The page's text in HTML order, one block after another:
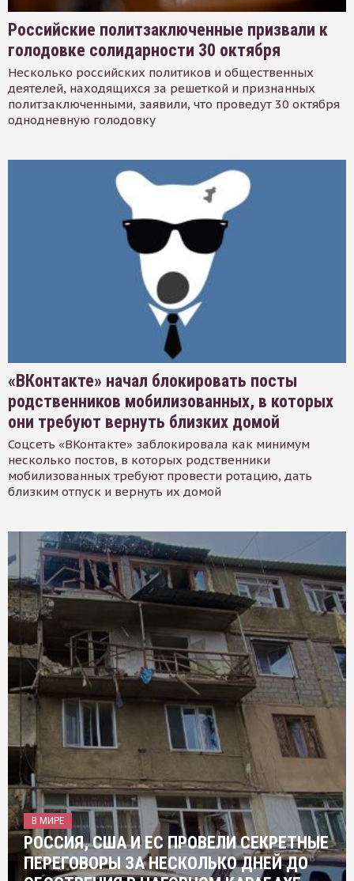
Российские политзаключенные призвали к
голодовке солидарности 30 октября
Несколько российских политиков и общественных
деятелей, находящихся за решеткой и признанных
политзаключенными, заявили, что проведут 30 октября
однодневную голодовку
«ВКонтакте» начал блокировать посты
родственников мобилизованных, в которых
они требуют вернуть близких домой
Соцсеть «ВКонтакте» заблокировала как минимум
несколько постов, в которых родственники
мобилизованных требуют провести ротацию, дать
близким отпуск и вернуть их домой
В МИРЕ
РОССИЯ, США И ЕС ПРОВЕЛИ СЕКРЕТНЫЕ
ПЕРЕГОВОРЫ ЗА НЕСКОЛЬКО ДНЕЙ ДО